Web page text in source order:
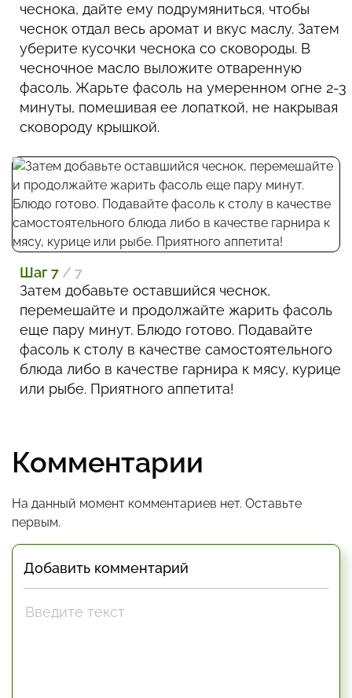
чеснока, дайте ему подрумяниться, чтобы
чеснок отдал весь аромат и вкус маслу. Затем
уберите кусочки чеснока со сковороды. В
чесночное масло выложите отваренную
фасоль. Жарьте фасоль на умеренном огне 2-3
минуты, помешивая ее лопаткой, не накрывая
сковороду крышкой.
Шаг 7 / 7
Затем добавьте оставшийся чеснок,
перемешайте и продолжайте жарить фасоль
еще пару минут. Блюдо готово. Подавайте
фасоль к столу в качестве самостоятельного
блюда либо в качестве гарнира к мясу, курице
или рыбе. Приятного аппетита!
Комментарии
На данный момент комментариев нет. Оставьте
первым.
Добавить комментарий